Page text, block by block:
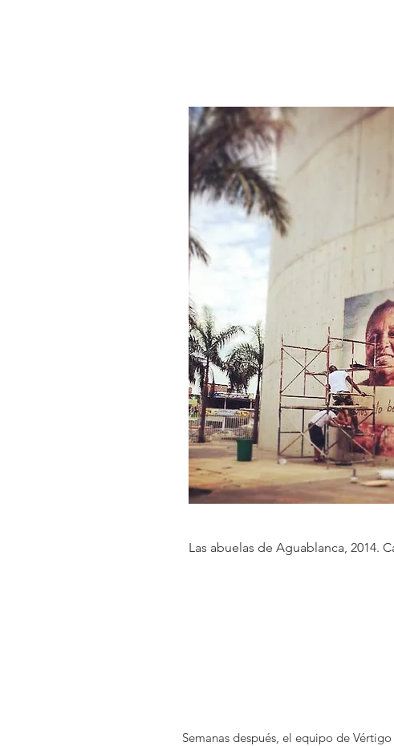
Las abuelas de Aguablanca, 2014.
Semanas después, el equipo de